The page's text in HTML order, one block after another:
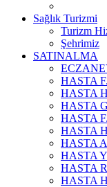
Sağlık Turizmi
Turizm
Şehrimiz
SATINALMA
HASTA
HASTA
HASTA
HASTA
HASTA
HASTA
HASTA
HASTA
HASTA